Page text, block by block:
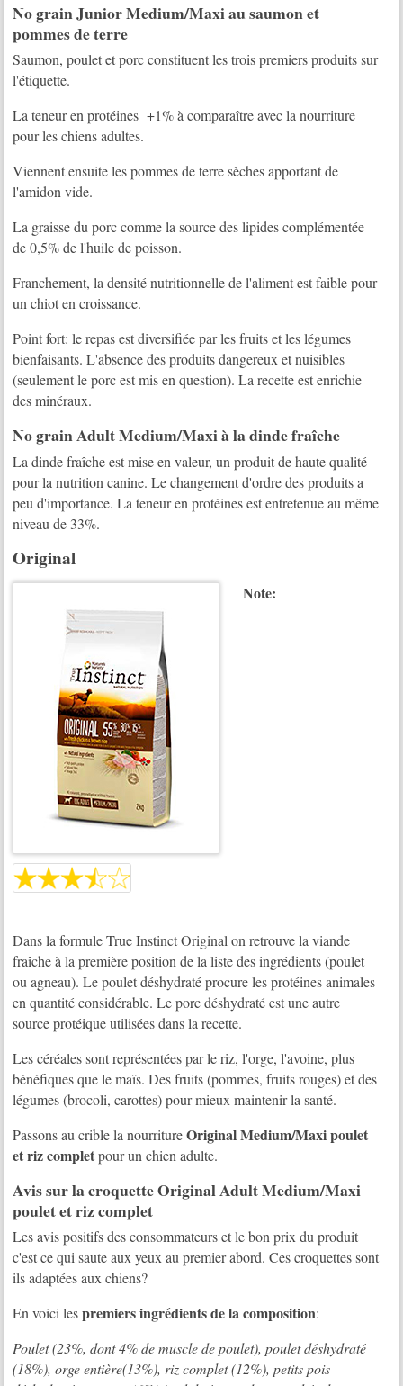
No grain Junior Medium/Maxi au saumon et
pommes de terre
Saumon, poulet et porc constituent les trois premiers produits sur
l'étiquette.
La teneur en protéines +1% à comparaître avec la nourriture
pour les chiens adultes.
Viennent ensuite les pommes de terre sèches apportant de
l'amidon vide.
La graisse du porc comme la source des lipides complémentée
de 0,5% de l'huile de poisson.
Franchement, la densité nutritionnelle de l'aliment est faible pour
un chiot en croissance.
Point fort: le repas est diversifiée par les fruits et les légumes
bienfaisants. L'absence des produits dangereux et nuisibles
(seulement le porc est mis en question). La recette est enrichie
des minéraux.
No grain Adult Medium/Maxi à la dinde fraîche
La dinde fraîche est mise en valeur, un produit de haute qualité
pour la nutrition canine. Le changement d'ordre des produits a
peu d'importance. La teneur en protéines est entretenue au même
niveau de 33%.
Original
Note:
Dans la formule True Instinct Original on retrouve la viande
fraîche à la première position de la liste des ingrédients (poulet
ou agneau). Le poulet déshydraté procure les protéines animales
en quantité considérable. Le porc déshydraté est une autre
source protéique utilisées dans la recette.
Les céréales sont représentées par le riz, l'orge, l'avoine, plus
bénéfiques que le maïs. Des fruits (pommes, fruits rouges) et des
légumes (brocoli, carottes) pour mieux maintenir la santé.
Passons au crible la nourritureOriginal Medium/Maxi poulet
et riz completpour un chien adulte.
Avis sur la croquette Original Adult Medium/Maxi
poulet et riz complet
Les avis positifs des consommateurs et le bon prix du produit
c'est ce qui saute aux yeux au premier abord. Ces croquettes sont
ils adaptées aux chiens?
En voici lespremiers ingrédients de la composition:
Poulet (23%, dont 4% de muscle de poulet), poulet déshydraté
(18%), orge entière(13%), riz complet (12%), petits pois